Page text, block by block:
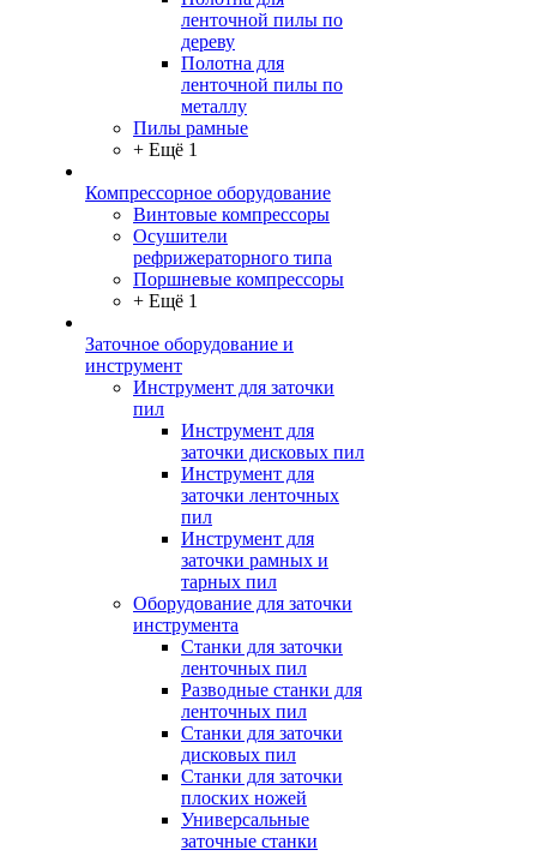
ленточной пилы по
дереву
Полотна для
ленточной пилы по
металлу
Пилы рамные
+ Ещё 1
Компрессорное оборудование
Винтовые компрессоры
Осушители
рефрижераторного типа
Поршневые компрессоры
+ Ещё 1
Заточное оборудование и
инструмент
Инструмент для заточки
пил
Инструмент для
заточки дисковых пил
Инструмент для
заточки ленточных
пил
Инструмент для
заточки рамных и
тарных пил
Оборудование для заточки
инструмента
Станки для заточки
ленточных пил
Разводные станки для
ленточных пил
Станки для заточки
дисковых пил
Станки для заточки
плоских ножей
Универсальные
заточные станки